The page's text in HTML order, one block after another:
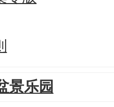
景乐园